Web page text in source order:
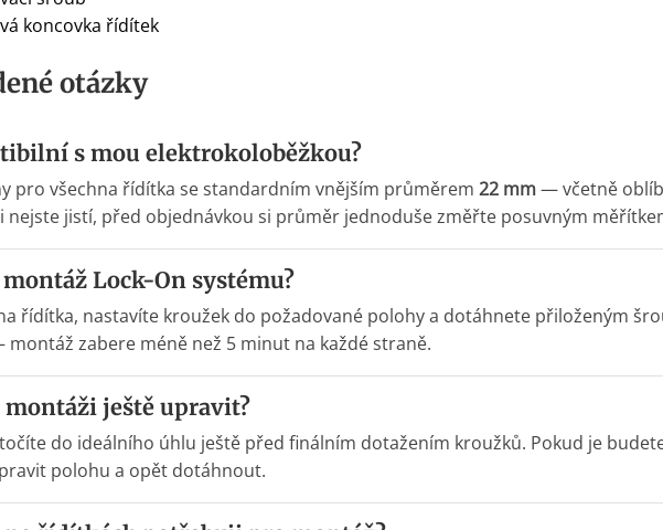
koncovka řídítek
otázky
s mou elektrokoloběžkou?
pro všechna řídítka se standardním vnějším průměrem 22 mm— včetně
nejste jistí, před objednávkou si průměr jednoduše změřte posuvným
Lock-On systému?
řídítka, nastavíte kroužek do požadované polohy a dotáhnete přiloženým
zabere méně než 5 minut na každé straně.
montáži ještě upravit?
do ideálního úhlu ještě před finálním dotažením kroužků. Pokud je
polohu a opět dotáhnout.